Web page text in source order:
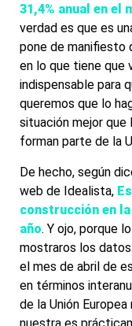
31,4% anual en el
verdad es que es
pone de manifiesto
en lo que tiene que
indispensable para
queremos que lo
situación mejor que
forman parte de la
De hecho, según
web de Idealista,
construcción en
año. Y ojo, porque
mostraros los
el mes de abril de
en términos
de la Unión